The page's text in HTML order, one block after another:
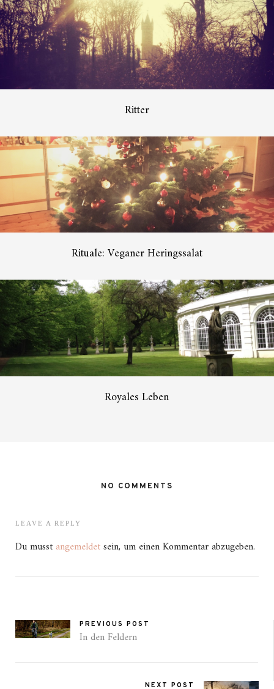
Ritter
Rituale: Veganer Heringssalat
Royales Leben
NO COMMENTS
LEAVE A REPLY
Du musst angemeldetsein, um einen Kommentar abzugeben.
PREVIOUS POST
In den Feldern
NEXT POST